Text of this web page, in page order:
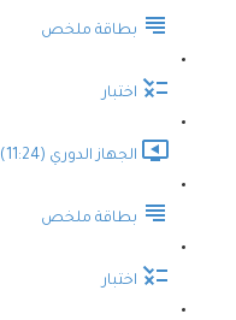
بطاقة ملخص
اختبار
الجهاز الدوري (11:24)
بطاقة ملخص
اختبار